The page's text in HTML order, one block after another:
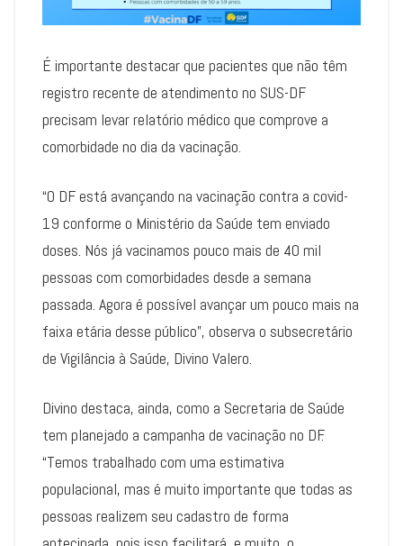
É importante destacar que pacientes que não têm
registro recente de atendimento no SUS-DF
precisam levar relatório médico que comprove a
comorbidade no dia da vacinação.
“O DF está avançando na vacinação contra a covid-
19 conforme o Ministério da Saúde tem enviado
doses. Nós já vacinamos pouco mais de 40 mil
pessoas com comorbidades desde a semana
passada. Agora é possível avançar um pouco mais na
faixa etária desse público”, observa o subsecretário
de Vigilância à Saúde, Divino Valero.
Divino destaca, ainda, como a Secretaria de Saúde
tem planejado a campanha de vacinação no DF.
“Temos trabalhado com uma estimativa
populacional, mas é muito importante que todas as
pessoas realizem seu cadastro de forma